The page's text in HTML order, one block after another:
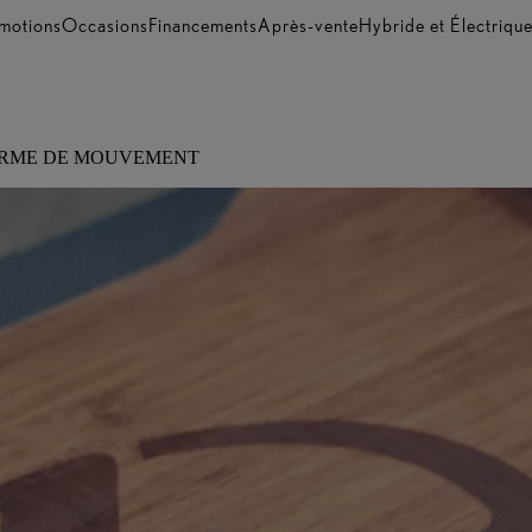
OccasionsFinancementsAprès-venteHybride et Électrique
DE MOUVEMENT